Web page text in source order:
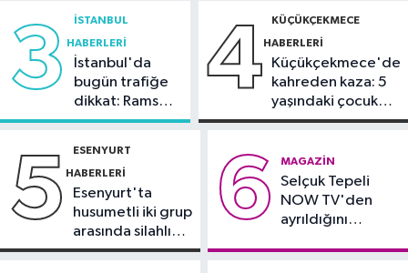
10:46 Uzmandan botoks uyarısı!
Sultangazi Haberleri
trafik ışığına çarptı
3 İSTANBUL
HABERLERI
İstanbul'da
bugün trafiğe
dikkat: Rams
Park çevresinde
kapatılacak
4 KÜÇÜKÇEKMECE
HABERLERI
Küçükçekmece'de
kahreden kaza: 5
yaşındaki çocuk
yoğun bakımda
5 ESENYURT
HABERLERI
Esenyurt'ta
husumetli iki grup
arasında silahlı
kavga
6 MAGAZIN
Selçuk Tepeli
NOW TV'den
ayrıldığını